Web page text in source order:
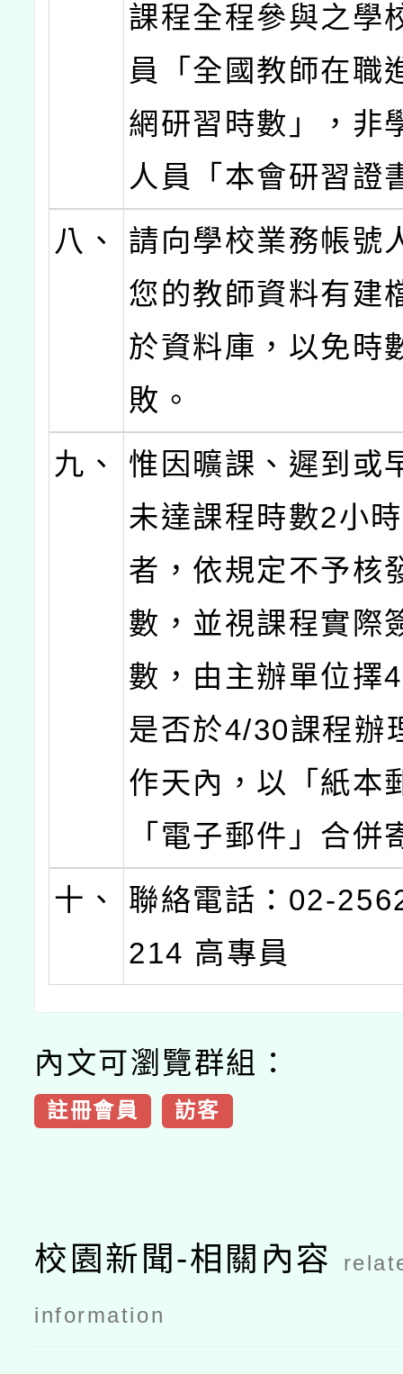
課程全程參與之學
員「全國教師在職
網研習時數」，非
人員「本會研習證
八、
請向學校業務帳號
您的教師資料有建
於資料庫，以免時
敗。
九、
惟因曠課、遲到或
未達課程時數2小
者，依規定不予核
數，並視課程實際
數，由主辦單位擇
是否於4/30課程辦
作天內，以「紙本
「電子郵件」合併
十、
聯絡電話：02-
214 高專員
內文可瀏覽群組：
註冊會員 訪客
校園新聞-相關內容
information